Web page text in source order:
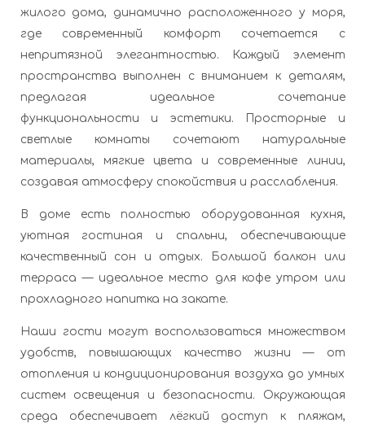
жилого дома, динамично расположенного у моря,
где современный комфорт сочетается с
непритязной элегантностью. Каждый элемент
пространства выполнен с вниманием к деталям,
предлагая идеальное сочетание
функциональности и эстетики. Просторные и
светлые комнаты сочетают натуральные
материалы, мягкие цвета и современные линии,
создавая атмосферу спокойствия и расслабления.
В доме есть полностью оборудованная кухня,
уютная гостиная и спальни, обеспечивающие
качественный сон и отдых. Большой балкон или
терраса — идеальное место для кофе утром или
прохладного напитка на закате.
Наши гости могут воспользоваться множеством
удобств, повышающих качество жизни — от
отопления и кондиционирования воздуха до умных
систем освещения и безопасности. Окружающая
среда обеспечивает лёгкий доступ к пляжам,